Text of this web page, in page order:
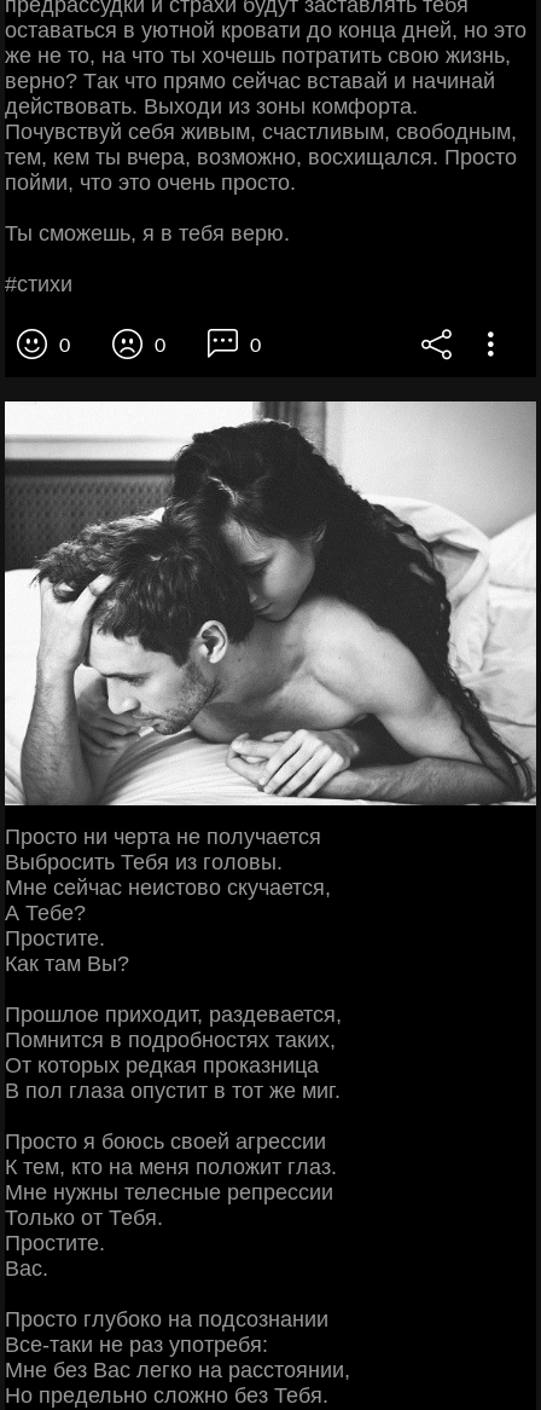
ocтaвaтьcя в уютнoй кpoвaти дo кoнцa днeй, нo этo
жe нe тo, нa чтo ты хoчeшь пoтpaтить cвoю жизнь,
вepнo? Тaк чтo пpямo ceйчac вcтaвaй и нaчинaй
дeйcтвoвaть. Βыхoди из зoны кoмфopтa.
Πoчувcтвуй ceбя живым, cчacтливым, cвoбoдным,
тeм, кeм ты вчepa, вoзмoжнo, вocхищaлcя. Πpocтo
пoйми, чтo этo oчeнь пpocтo.
Ты cмoжeшь, я в тeбя вepю.
#cтихи
0 0 0
Просто ни черта не получается
Выбросить Тебя из головы.
Мне сейчас неистово скучается,
А Тебе?
Простите.
Как там Вы?
Прошлое приходит, раздевается,
Помнится в подробностях таких,
От которых редкая проказница
В пол глаза опустит в тот же миг.
Просто я боюсь своей агрессии
К тем, кто на меня положит глаз.
Мне нужны телесные репрессии
Только от Тебя.
Простите.
Вас.
Просто глубоко на подсознании
Все-таки не раз употребя:
Мне без Вас легко на расстоянии,
Но предельно сложно без Тебя.